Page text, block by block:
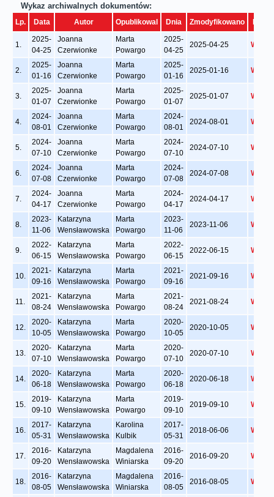
Wykaz archiwalnych dokumentów:
Lp. Data Autor Opublikowal Dnia Zmodyfikowano
1.
2025-
04-25
Joanna
Czerwionke
Marta
Powargo
2025-
04-25
2025-04-25
2.
2025-
01-16
Joanna
Czerwionke
Marta
Powargo
2025-
01-16
2025-01-16
3.
2025-
01-07
Joanna
Czerwionke
Marta
Powargo
2025-
01-07
2025-01-07
4.
2024-
08-01
Joanna
Czerwionke
Marta
Powargo
2024-
08-01
2024-08-01
5.
2024-
07-10
Joanna
Czerwionke
Marta
Powargo
2024-
07-10
2024-07-10
6.
2024-
07-08
Joanna
Czerwionke
Marta
Powargo
2024-
07-08
2024-07-08
7.
2024-
04-17
Joanna
Czerwionke
Marta
Powargo
2024-
04-17
2024-04-17
8.
2023-
11-06
Katarzyna
Wensławowska
Marta
Powargo
2023-
11-06
2023-11-06
9.
2022-
06-15
Katarzyna
Wensławowska
Marta
Powargo
2022-
06-15
2022-06-15
10.
2021-
09-16
Katarzyna
Wensławowska
Marta
Powargo
2021-
09-16
2021-09-16
11.
2021-
08-24
Katarzyna
Wensławowska
Marta
Powargo
2021-
08-24
2021-08-24
12.
2020-
10-05
Katarzyna
Wensławowska
Marta
Powargo
2020-
10-05
2020-10-05
13.
2020-
07-10
Katarzyna
Wensławowska
Marta
Powargo
2020-
07-10
2020-07-10
14.
2020-
06-18
Katarzyna
Wensławowska
Marta
Powargo
2020-
06-18
2020-06-18
15.
2019-
09-10
Katarzyna
Wensławowska
Marta
Powargo
2019-
09-10
2019-09-10
16.
2017-
05-31
Katarzyna
Wensławowska
Karolina
Kulbik
2017-
05-31
2018-06-06
17.
2016-
09-20
Katarzyna
Wensławowska
Magdalena
Winiarska
2016-
09-20
2016-09-20
18.
2016-
08-05
Katarzyna
Wensławowska
Magdalena
Winiarska
2016-
08-05
2016-08-05